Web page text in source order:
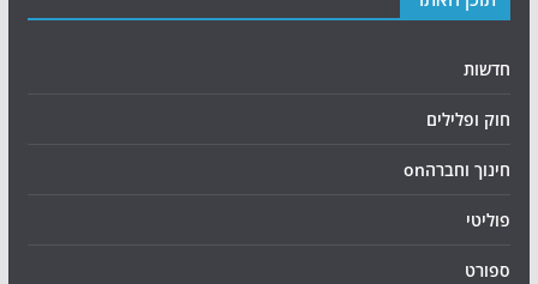
חדשות
חוק ופלילים
חינוך וחברהon
פוליטי
ספורט